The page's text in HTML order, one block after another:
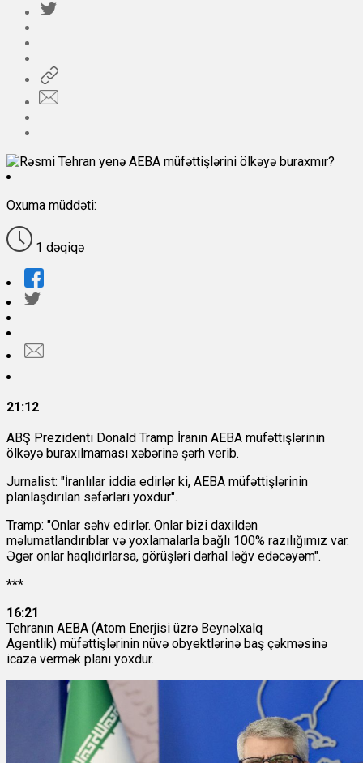
Oxuma müddəti:
1 dəqiqə
21:12
ABŞ Prezidenti Donald Tramp İranın AEBA müfəttişlərinin
ölkəyə buraxılmaması xəbərinə şərh verib.
Jurnalist: "İranlılar iddia edirlər ki, AEBA müfəttişlərinin
planlaşdırılan səfərləri yoxdur".
Tramp: "Onlar səhv edirlər. Onlar bizi daxildən
məlumatlandırıblar və yoxlamalarla bağlı 100% razılığımız var.
Əgər onlar haqlıdırlarsa, görüşləri dərhal ləğv edəcəyəm".
***
16:21
Tehranın AEBA (Atom Enerjisi üzrə Beynəlxalq
Agentlik) müfəttişlərinin nüvə obyektlərinə baş çəkməsinə
icazə vermək planı yoxdur.